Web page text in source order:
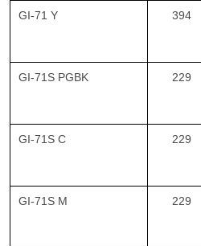
GI-71 Y 394
GI-71S PGBK 229
GI-71S C 229
GI-71S M 229